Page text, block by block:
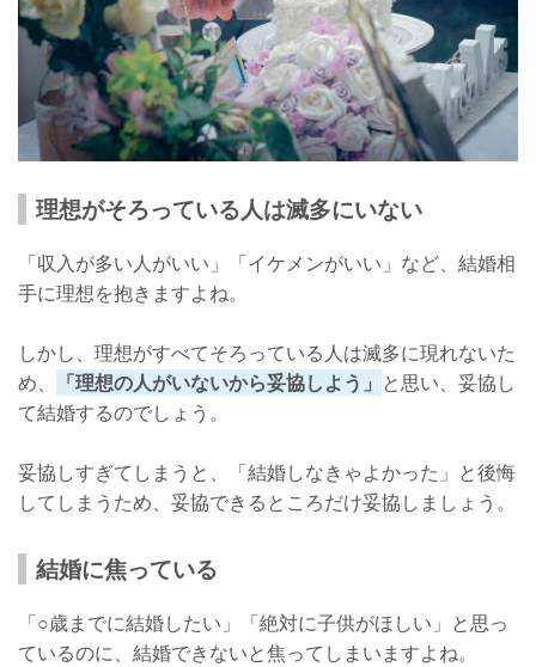
理想がそろっている人は滅多にいない
「収入が多い人がいい」「イケメンがいい」など、結婚相
手に理想を抱きますよね。
しかし、理想がすべてそろっている人は滅多に現れないた
め、
「理想の人がいないから妥協しよう」 と思い、妥協し
て結婚するのでしょう。
妥協しすぎてしまうと、「結婚しなきゃよかった」と後悔
してしまうため、妥協できるところだけ妥協しましょう。
結婚に焦っている
「○歳までに結婚したい」「絶対に子供がほしい」と思っ
ているのに、結婚できないと焦ってしまいますよね。